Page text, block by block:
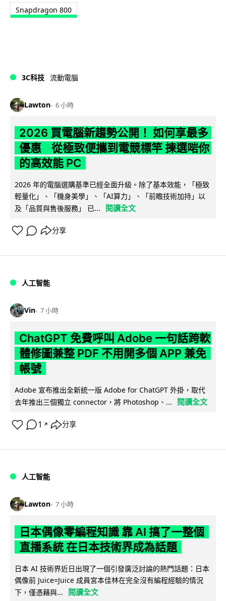
Snapdragon 800
3C科技 流動電腦
Lawton 6 小時
2026 買電腦新趨勢公開！ 如何享最多
優惠 從極致便攜到電競標竿 揀選啱你
的高效能 PC
2026 年的電腦選購基準已經全面升級。除了基本效能，「極致
輕量化」、「機身美學」、「AI算力」、「前瞻技術加持」以
及「品質與售後服務」 已...
閱讀全文
分享
人工智能
Vin 7 小時
ChatGPT 免費呼叫 Adobe 一句話跨軟
體修圖兼整 PDF 不用開多個 APP 兼免
帳號
Adobe 宣布推出全新統一版 Adobe for ChatGPT 外掛，取代
去年推出三個獨立 connector，將 Photoshop、...
閱讀全文
1 ↗ 分享
人工智能
Lawton 7 小時
日本偶像零編程知識 靠 AI 搞了一整個
直播系統 在日本技術界成為話題
日本 AI 技術界近日出現了一個引發廣泛討論的熱門話題：日本
偶像前 Juice=Juice 成員宮本佳林在完全沒有編程經驗的情況
下，僅憑藉與...
閱讀全文